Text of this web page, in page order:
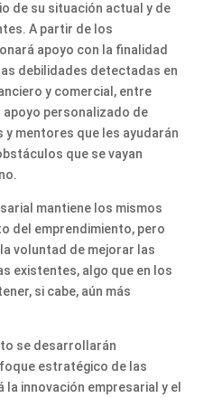
de su situación actual y de
A partir de los
apoyo con la finalidad
debilidades detectadas en
y comercial, entre
personalizado de
mentores que les ayudarán
que se vayan
mantiene los mismos
del emprendimiento, pero
voluntad de mejorar las
existentes, algo que en los
si cabe, aún más
se desarrollarán
estratégico de las
innovación empresarial y el